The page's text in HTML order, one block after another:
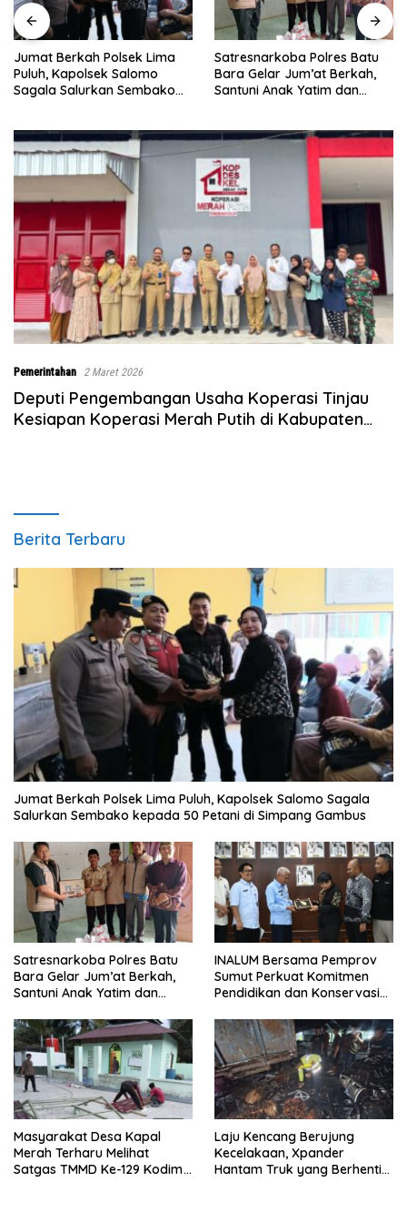
Satresnarkoba Polres Batu
Bara Gelar Jum’at Berkah,
Santuni Anak Yatim dan
INALUM Bersama Pemprov
Sumut Perkuat Komitmen
Pendidikan dan Konservasi
Pemerintahan 2 Maret 2026
Deputi Pengembangan Usaha Koperasi Tinjau
Kesiapan Koperasi Merah Putih di Kabupaten
Berita Terbaru
Jumat Berkah Polsek Lima Puluh, Kapolsek Salomo Sagala
Salurkan Sembako kepada 50 Petani di Simpang Gambus
Satresnarkoba Polres Batu
Bara Gelar Jum’at Berkah,
Santuni Anak Yatim dan
INALUM Bersama Pemprov
Sumut Perkuat Komitmen
Pendidikan dan Konservasi
Masyarakat Desa Kapal
Merah Terharu Melihat
Satgas TMMD Ke-129 Kodim
Laju Kencang Berujung
Kecelakaan, Xpander
Hantam Truk yang Berhenti